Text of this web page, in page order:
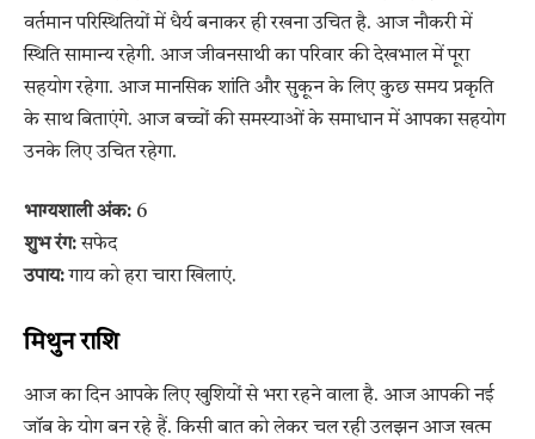
वर्तमान परिस्थितियों में धैर्य बनाकर ही रखना उचित है. आज नौकरी में
स्थिति सामान्य रहेगी. आज जीवनसाथी का परिवार की देखभाल में पूरा
सहयोग रहेगा. आज मानसिक शांति और सुकून के लिए कुछ समय प्रकृति
के साथ बिताएंगे. आज बच्चों की समस्याओं के समाधान में आपका सहयोग
उनके लिए उचित रहेगा.
भाग्यशाली अंक: 6
शुभ रंग:सफेद
उपाय:गाय को हरा चारा खिलाएं.
मिथुन राशि
आज का दिन आपके लिए खुशियों से भरा रहने वाला है. आज आपकी नई
जॉब के योग बन रहे हैं. किसी बात को लेकर चल रही उलझन आज खत्म